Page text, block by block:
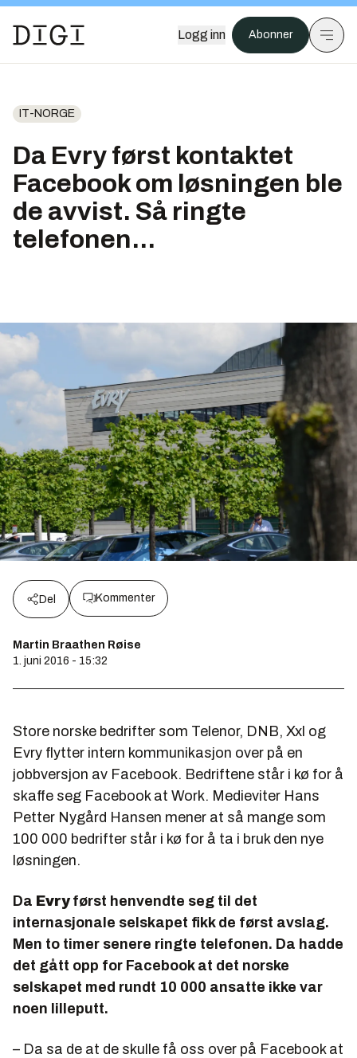
Logg inn Abonner
IT-NORGE
Da Evry først kontaktet
Facebook om løsningen ble
de avvist. Så ringte
telefonen...
Del Kommenter
Martin Braathen Røise
1. juni 2016 - 15:32
Store norske bedrifter som Telenor, DNB, Xxl og
Evry flytter intern kommunikasjon over på en
jobbversjon av Facebook. Bedriftene står i kø for å
skaffe seg Facebook at Work. Medieviter Hans
Petter Nygård Hansen mener at så mange som
100 000 bedrifter står i kø for å ta i bruk den nye
løsningen.
Da Evry først henvendte seg til det
internasjonale selskapet fikk de først avslag.
Men to timer senere ringte telefonen. Da hadde
det gått opp for Facebook at det norske
selskapet med rundt 10 000 ansatte ikke var
noen lilleputt.
– Da sa de at de skulle få oss over på Facebook at